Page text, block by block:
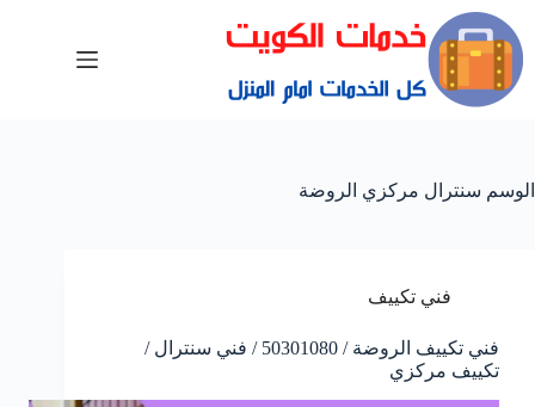
الوسم سنترال مركزي الروضة
فني تكييف
فني تكييف الروضة / 50301080 / فني سنترال /
تكييف مركزي